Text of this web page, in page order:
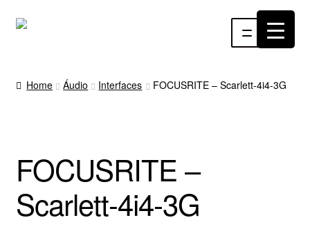
Pular
Pular
conteúdo
Menu
VÍDEO
RÁDIO WEBTV
Home Áudio Interfaces FOCUSRITE – Scarlett-4i4-3G
FOCUSRITE –
Scarlett-4i4-3G